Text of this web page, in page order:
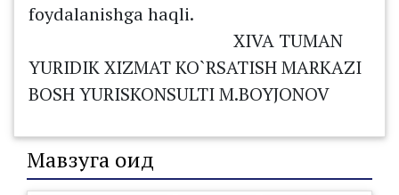
foydalanishga haqli.
XIVA TUMAN
YURIDIK XIZMAT KO`RSATISH MARKAZI
BOSH YURISKONSULTI M.BOYJONOV
Мавзуга оид